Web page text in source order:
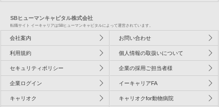
SBヒューマンキャピタル株式会社
転職サイト イーキャリアはSBヒューマンキャピタルによって運営されています。
会社案内 お問い合わせ
利用規約 個人情報の取扱いについて
セキュリティポリシー 企業の採用ご担当者様
企業ログイン イーキャリアFA
キャリオク キャリオクfor動物病院